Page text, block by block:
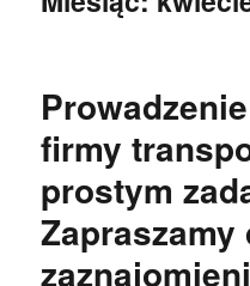
firmy
prostym
Zapraszamy